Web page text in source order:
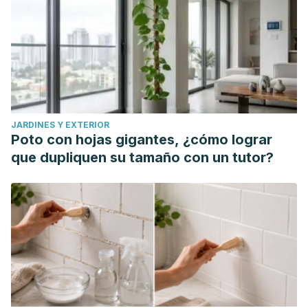
M., Moreira, P. G. Á., & Moreira, M. E. C. (2019). Riesgos y
cuidados a los pacientes sometidos a una cirugía a
corazón abierto. RECIAMUC, 3(4), 283-312.
Intriago, Gema Alexandra Saltos, et al. "Procedimientos
adecuados para los pacientes en cirugías de corazón
abierto."
RECIAMUC3.3 (2019): 1156-1175.
Montaigne, David, et al. "Daytime variation of perioperative
myocardial injury in cardiac surgery and its prevention by
cohort study and a randomised study."
The
Lancet391.10115 (2018): 59-69.
Mendoza, Fernán. "Valvulopatías en insuficiencia
cardiaca.“Lo que el internista debe saber”."Acta Médica
Colombiana41.3 (2016): 8-17.
Ortiz-Vázquez, Marlo, et al. "Comparación de pacientes
sometidos a cirugía de Fontan con y sin derivación
JARDINES Y EXTERIOR
Poto con hojas gigantes, ¿cómo lograr
que dupliquen su tamaño con un tutor?